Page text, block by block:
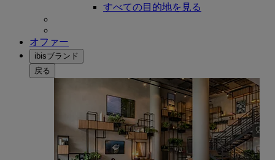
すべての目的地を見る
オファー
ibisブランド
戻る